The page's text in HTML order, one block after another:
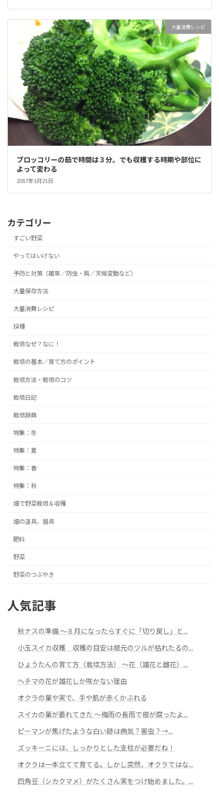
大量消費レシピ
ブロッコリーの茹で時間は３分。でも収穫する時期や部位に
よって変わる
2017年1月21日
カテゴリー
すごい野菜
やってはいけない
予防と対策（雑草／防虫・鳥／天候変動など）
大量保存方法
大量消費レシピ
採種
栽培なぜ？なに！
栽培の基本／育て方のポイント
栽培方法・栽培のコツ
栽培日記
栽培辞典
特集：冬
特集：夏
特集：春
特集：秋
畑で野菜栽培＆収穫
畑の道具、器具
肥料
野菜
野菜のつぶやき
人気記事
秋ナスの準備 ～８月になったらすぐに「切り戻し」と...
小玉スイカ収穫 収穫の目安は根元のツルが枯れたるの...
ひょうたんの育て方（栽培方法） ～花（雄花と雌花）...
ヘチマの花が雄花しか咲かない理由
オクラの葉や実で、手や肌が赤くかぶれる
スイカの葉が萎れてきた 〜梅雨の長雨で根が腐ったよ...
ピーマンが焦げたような白い跡は病気？害虫？→...
ズッキーニには、しっかりとした支柱が必要だね！
オクラは一本立てで育てる。しかし突然、オクラではな...
四角豆（シカクマメ）がたくさん実をつけ始めました。...